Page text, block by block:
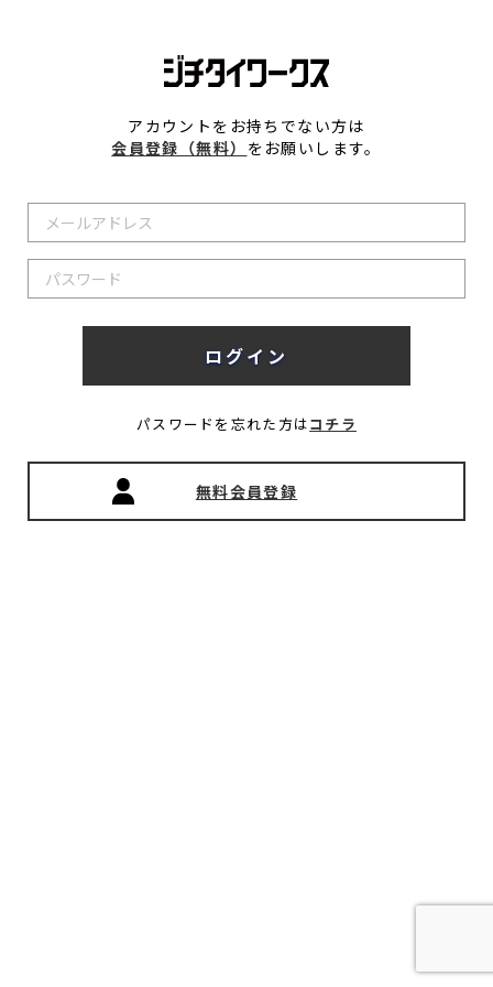
アカウントをお持ちでない方は
会員登録（無料） をお願いします。
パスワードを忘れた方はコチラ
無料会員登録